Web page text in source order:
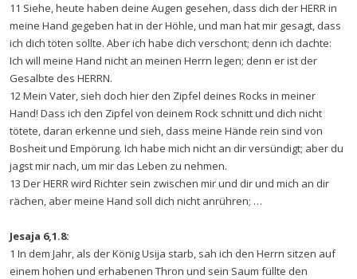
11 Siehe, heute haben deine Augen gesehen, dass dich der HERR in
meine Hand gegeben hat in der Höhle, und man hat mir gesagt, dass
ich dich töten sollte. Aber ich habe dich verschont; denn ich dachte:
Ich will meine Hand nicht an meinen Herrn legen; denn er ist der
Gesalbte des HERRN.
12 Mein Vater, sieh doch hier den Zipfel deines Rocks in meiner
Hand! Dass ich den Zipfel von deinem Rock schnitt und dich nicht
tötete, daran erkenne und sieh, dass meine Hände rein sind von
Bosheit und Empörung. Ich habe mich nicht an dir versündigt; aber du
jagst mir nach, um mir das Leben zu nehmen.
13 Der HERR wird Richter sein zwischen mir und dir und mich an dir
rächen, aber meine Hand soll dich nicht anrühren; …
Jesaja 6,1.8:
1 In dem Jahr, als der König Usija starb, sah ich den Herrn sitzen auf
einem hohen und erhabenen Thron und sein Saum füllte den